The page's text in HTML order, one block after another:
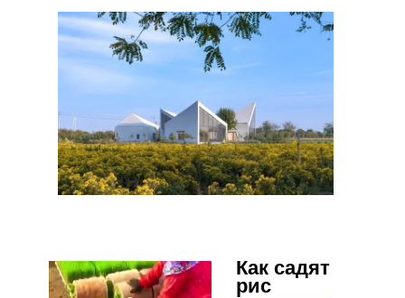
Как садят
рис